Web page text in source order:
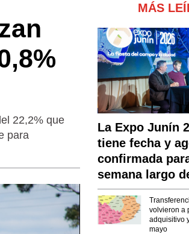
22,2% que
para
MÁS
La Expo Junín
tiene fecha y
confirmada
semana largo
volvieron a
adquisitivo
mayo